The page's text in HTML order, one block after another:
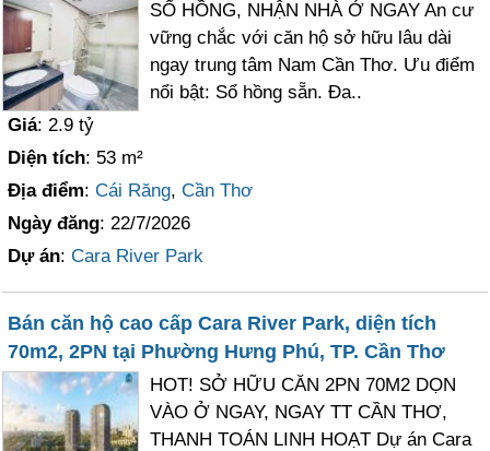
SỔ HỒNG, NHẬN NHÀ Ở NGAY An cư
vững chắc với căn hộ sở hữu lâu dài
ngay trung tâm Nam Cần Thơ. Ưu điểm
nổi bật: Sổ hồng sẵn. Đa..
Giá: 2.9 tỷ
Diện tích: 53 m²
Địa điểm:Cái Răng,Cần Thơ
Ngày đăng: 22/7/2026
Dự án:Cara River Park
Bán căn hộ cao cấp Cara River Park, diện tích
70m2, 2PN tại Phường Hưng Phú, TP. Cần Thơ
HOT! SỞ HỮU CĂN 2PN 70M2 DỌN
VÀO Ở NGAY, NGAY TT CẦN THƠ,
THANH TOÁN LINH HOẠT Dự án Cara